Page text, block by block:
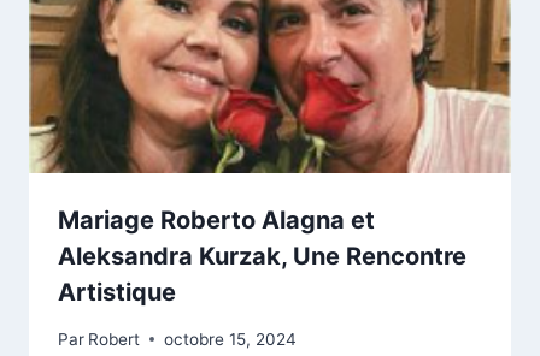
Mariage Roberto Alagna et
Aleksandra Kurzak, Une Rencontre
Artistique
Par Robert octobre 15, 2024